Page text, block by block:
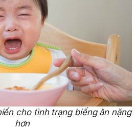
cho tình trạng biếng ăn nặng
hơn